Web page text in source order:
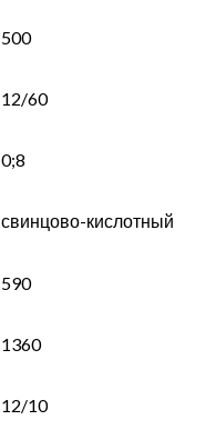
500
12/60
0;8
свинцово-кислотный
590
1360
12/10